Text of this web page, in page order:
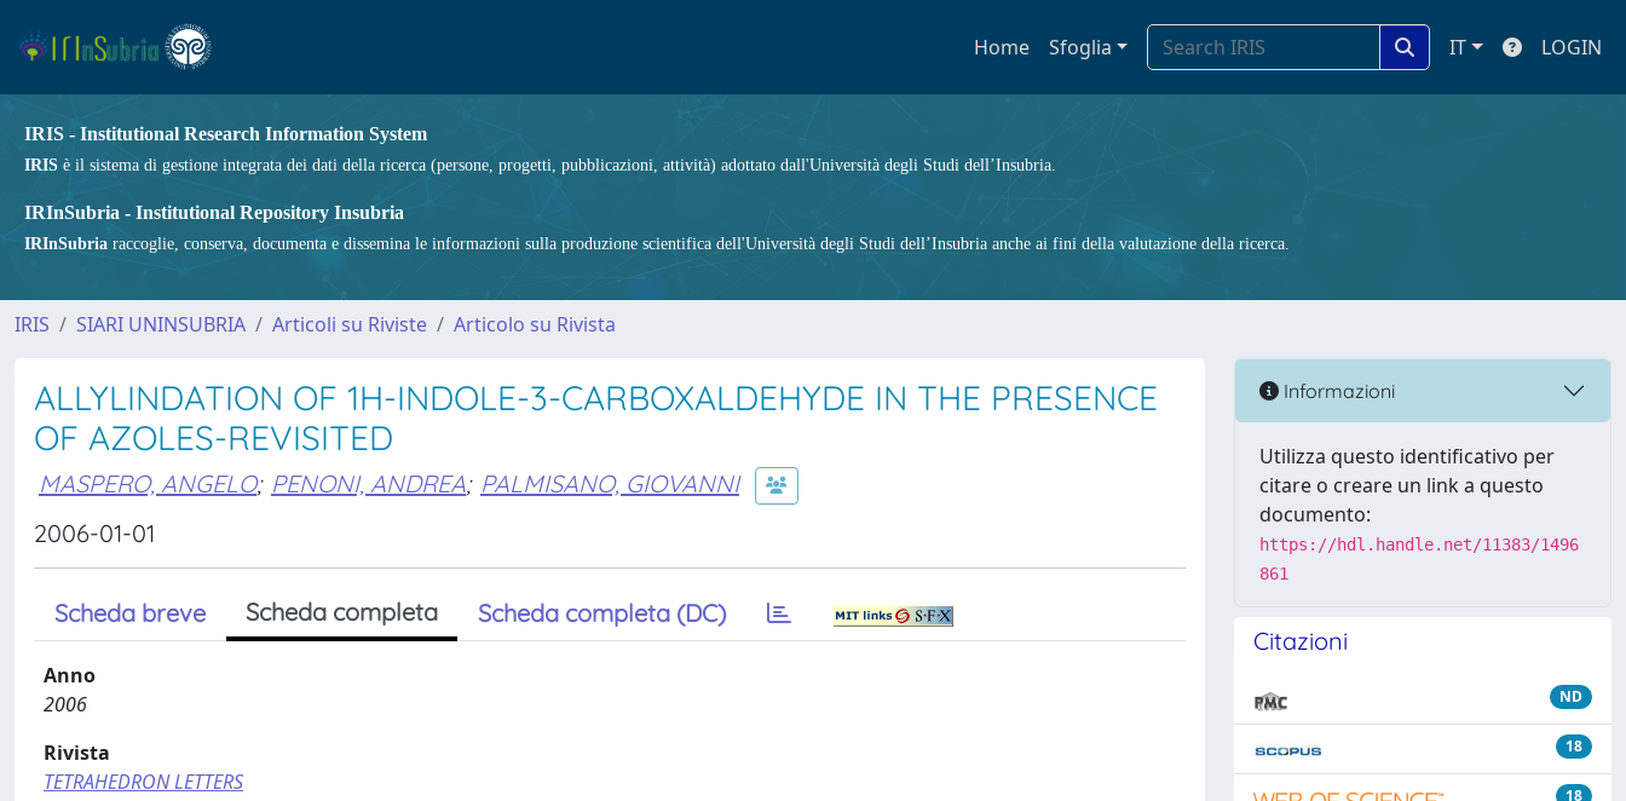
Home Sfoglia IT LOGIN
IRIS - Institutional Research Information System
IRIS è il sistema di gestione integrata dei dati della ricerca (persone, progetti, pubblicazioni, attività) adottato dall'Università degli Studi dell’Insubria.
IRInSubria - Institutional Repository Insubria
IRInSubria raccoglie, conserva, documenta e dissemina le informazioni sulla produzione scientifica dell'Università degli Studi dell’Insubria anche ai fini della valutazione della ricerca.
IRIS SIARI UNINSUBRIA Articoli su Riviste Articolo su Rivista
ALLYLINDATION OF 1H-INDOLE-3-CARBOXALDEHYDE IN THE PRESENCE
OF AZOLES-REVISITED
MASPERO, ANGELO; PENONI, ANDREA; PALMISANO, GIOVANNI
2006-01-01
Scheda breve Scheda completa Scheda completa (DC)
Anno
2006
Rivista
TETRAHEDRON LETTERS
Informazioni
Utilizza questo identificativo per
citare o creare un link a questo
documento:
https://hdl.handle.net/11383/1496
861
Citazioni
ND
18
18